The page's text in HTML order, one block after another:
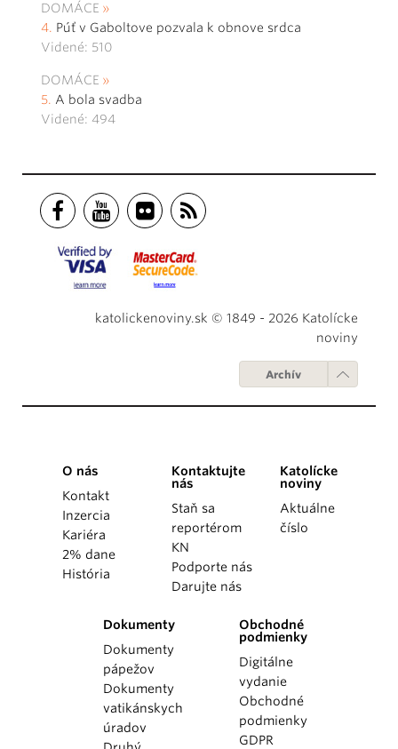
DOMÁCE
Púť v Gaboltove pozvala k obnove srdca
Videné: 510
DOMÁCE
A bola svadba
Videné: 494
katolickenoviny.sk © 1849 - 2026 Katolícke
noviny
Archív
O nás
Kontakt
Inzercia
Kariéra
2% dane
História
Kontaktujte
nás
Staň sa
reportérom
KN
Podporte nás
Darujte nás
Katolícke
noviny
Aktuálne
číslo
Dokumenty
Dokumenty
pápežov
Dokumenty
vatikánskych
úradov
Obchodné
podmienky
Digitálne
vydanie
Obchodné
podmienky
GDPR